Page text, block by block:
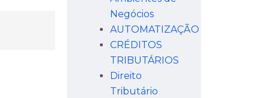
Negócios
AUTOMATIZAÇÃO
CRÉDITOS
TRIBUTÁRIOS
Direito
Tributário